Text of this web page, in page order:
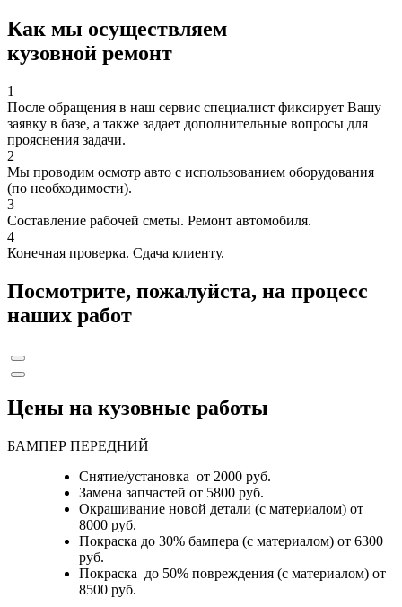
Как мы осуществляем
кузовной ремонт
1
После обращения в наш сервис специалист фиксирует Вашу
заявку в базе, а также задает дополнительные вопросы для
прояснения задачи.
2
Мы проводим осмотр авто с использованием оборудования
(по необходимости).
3
Составление рабочей сметы. Ремонт автомобиля.
4
Конечная проверка. Сдача клиенту.
Посмотрите, пожалуйста, на процесс
наших работ
Цены на кузовные работы
БАМПЕР ПЕРЕДНИЙ
Снятие/установка от 2000 руб.
Замена запчастей от 5800 руб.
Окрашивание новой детали (с материалом) от
8000 руб.
Покраска до 30% бампера (с материалом) от 6300
руб.
Покраска до 50% повреждения (с материалом) от
8500 руб.